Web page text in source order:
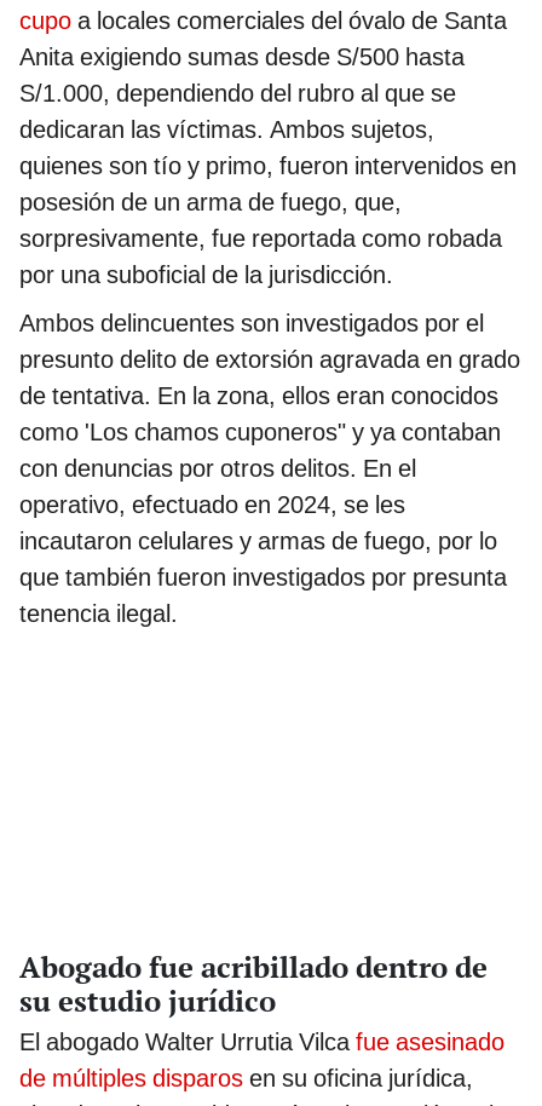
cupo a locales comerciales del óvalo de Santa
Anita exigiendo sumas desde S/500 hasta
S/1.000, dependiendo del rubro al que se
dedicaran las víctimas. Ambos sujetos,
quienes son tío y primo, fueron intervenidos en
posesión de un arma de fuego, que,
sorpresivamente, fue reportada como robada
por una suboficial de la jurisdicción.
Ambos delincuentes son investigados por el
presunto delito de extorsión agravada en grado
de tentativa. En la zona, ellos eran conocidos
como 'Los chamos cuponeros" y ya contaban
con denuncias por otros delitos. En el
operativo, efectuado en 2024, se les
incautaron celulares y armas de fuego, por lo
que también fueron investigados por presunta
tenencia ilegal.
Abogado fue acribillado dentro de
su estudio jurídico
El abogado Walter Urrutia Vilcafue asesinado
de múltiples disparos en su oficina jurídica,